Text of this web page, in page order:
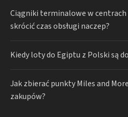
Ciągniki terminalowe w
skrócić czas obsługi naczep?
Kiedy loty do Egiptu z Polski są
Jak zbierać punkty Miles and
zakupów?